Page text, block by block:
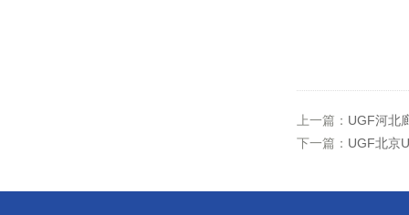
上一篇： UGF河北
下一篇： UGF北京